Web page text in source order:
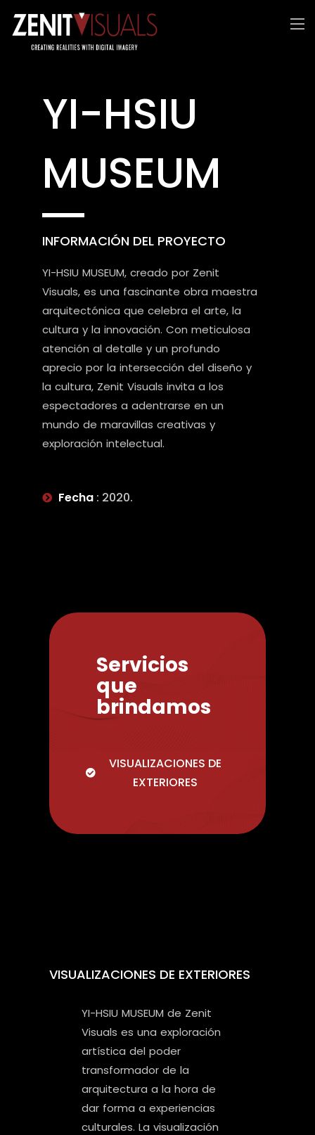
YI-HSIU
MUSEUM
INFORMACIÓN DEL PROYECTO
YI-HSIU MUSEUM, creado por Zenit
Visuals, es una fascinante obra maestra
arquitectónica que celebra el arte, la
cultura y la innovación. Con meticulosa
atención al detalle y un profundo
aprecio por la intersección del diseño y
la cultura, Zenit Visuals invita a los
espectadores a adentrarse en un
mundo de maravillas creativas y
exploración intelectual.
Fecha: 2020.
Servicios
que
brindamos
VISUALIZACIONES DE
EXTERIORES
VISUALIZACIONES DE EXTERIORES
YI-HSIU MUSEUM de Zenit
Visuals es una exploración
artística del poder
transformador de la
arquitectura a la hora de
dar forma a experiencias
culturales. La visualización